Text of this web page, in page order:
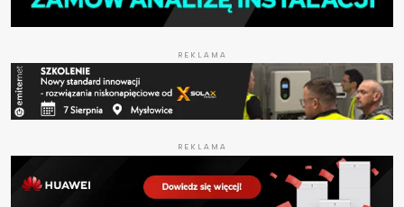
REKLAMA
REKLAMA